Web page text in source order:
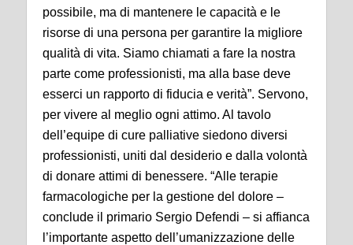
possibile, ma di mantenere le capacità e le
risorse di una persona per garantire la migliore
qualità di vita. Siamo chiamati a fare la nostra
parte come professionisti, ma alla base deve
esserci un rapporto di fiducia e verità”. Servono,
per vivere al meglio ogni attimo. Al tavolo
dell’equipe di cure palliative siedono diversi
professionisti, uniti dal desiderio e dalla volontà
di donare attimi di benessere. “Alle terapie
farmacologiche per la gestione del dolore –
conclude il primario Sergio Defendi – si affianca
l’importante aspetto dell’umanizzazione delle